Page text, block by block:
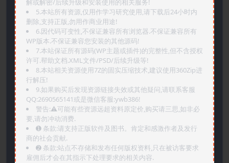
解或解密/后续升级和安装使用的相关服务!
5.本站所有资源,仅用作学习研究使用,请下载后24小时内
删除,支持正版,勿用作商业用途!
6.因代码可变性,不保证兼容所有浏览器.不保证兼容所有
WP版本.不保证兼容您安装的其他源码!
7.本站保证所有源码(WP主题或插件)的完整性,但不含授权
许可.帮助文档.XML文件/PSD/后续升级等!
8.本站相关资源使用7Z的固实压缩技术,建议使用360Zip进
行解压!
9.如果购买后发现资源链接失效或其他疑问,请联系客服
QQ:2690565141或是微信客服:ywb386!
警告:⚠️可能有些资源远超资料原定价,购买请三思,如非必
要,请勿冲动消费.
➊️ 条款:请支持正版软件及图书。肯定和感激作者及发行
商的社会贡献.
➋️ 条款:站点不存储和发布任何版权资料,只在被访客要求
雇佣后才会在其指示下处理要求的相关内容.